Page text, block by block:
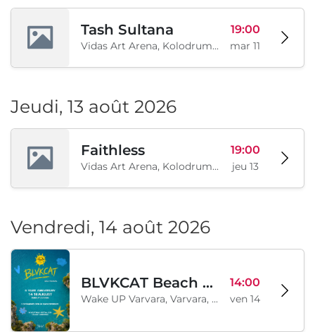
Tash Sultana
Vidas Art Arena, Kolodrum, Borisova gradina, Sofia, BG
19:00
mar 11
Jeudi, 13 août 2026
Faithless
Vidas Art Arena, Kolodrum, Borisova gradina, Sofia, BG
19:00
jeu 13
Vendredi, 14 août 2026
BLVKCAT Beach Festival 2026, Wake up Varvara
Wake UP Varvara, Varvara, BG
14:00
ven 14